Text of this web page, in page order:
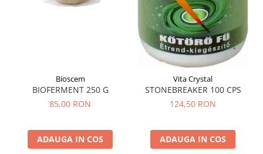
Bioscem
BIOFERMENT 250 G
85,00 RON
ADAUGA IN COS
Vita Crystal
STONEBREAKER 100 CPS
124,50 RON
ADAUGA IN COS